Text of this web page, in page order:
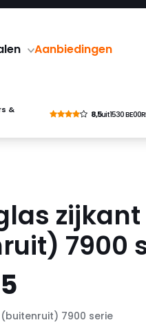
Aanbiedingen
&
8,5uit1530
zijkant
7900
7900 serie